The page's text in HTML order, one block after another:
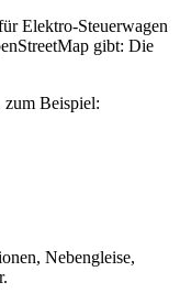
Elektro-Steuerwagen
gibt: Die
Beispiel:
Nebengleise,